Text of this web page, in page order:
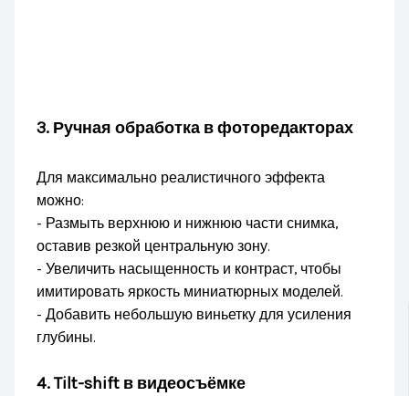
3. Ручная обработка в фоторедакторах
Для максимально реалистичного эффекта
можно:
- Размыть верхнюю и нижнюю части снимка,
оставив резкой центральную зону.
- Увеличить насыщенность и контраст, чтобы
имитировать яркость миниатюрных моделей.
- Добавить небольшую виньетку для усиления
глубины.
4.Tilt-shift в видеосъёмке